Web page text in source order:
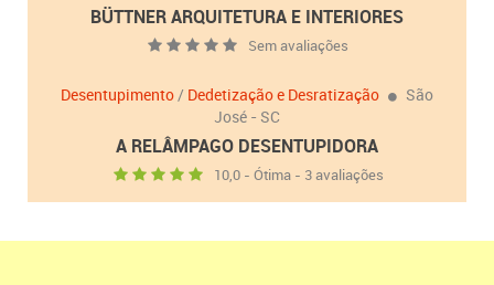
BÜTTNER ARQUITETURA E INTERIORES
Sem avaliações
Desentupimento/ Dedetização e Desratização
São
José - SC
A RELÂMPAGO DESENTUPIDORA
10,0 - Ótima - 3 avaliações